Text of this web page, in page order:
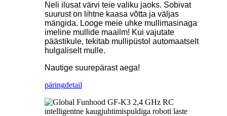
Neli ilusat värvi teie valiku jaoks. Sobivat
suurust on lihtne kaasa võtta ja väljas
mängida. Looge meie uhke mullimasinaga
imeline mullide maailm! Kui vajutate
päästikule, tekitab mullipüstol automaatselt
hulgaliselt mulle.
Nautige suurepärast aega!
päringdetail